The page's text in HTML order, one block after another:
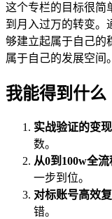
这个专栏的目标很简
到月入过万的转变。
够建立起属于自己的
属于自己的发展空间。
我能得到什么
实战验证的变
数。
从0到100w全
一步到位。
对标账号高效
错。